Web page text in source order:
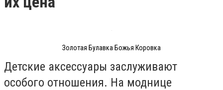
Золотая Булавка Божья Коровка
Детские аксессуары заслуживают
особого отношения. На моднице